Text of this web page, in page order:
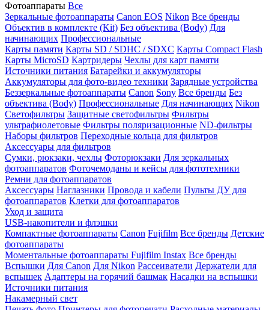
Фотоаппараты Все
Зеркальные фотоаппараты Canon EOS Nikon Все бренды
Объектив в комплекте (Kit) Без объектива (Body) Для
начинающих Профессиональные
Карты памяти Карты SD / SDHC / SDXC Карты Compact Flash
Карты MicroSD Картридеры Чехлы для карт памяти
Источники питания Батарейки и аккумуляторы
Аккумуляторы для фото-видео техники Зарядные устройства
Беззеркальные фотоаппараты Canon Sony Все бренды Без
объектива (Body) Профессиональные Для начинающих Nikon
Светофильтры Защитные светофильтры Фильтры
ультрафиолетовые Фильтры поляризационные ND-фильтры
Наборы фильтров Переходные кольца для фильтров
Аксессуары для фильтров
Сумки, рюкзаки, чехлы Фоторюкзаки Для зеркальных
фотоаппаратов Фоточемоданы и кейсы для фототехники
Ремни для фотоаппаратов
Аксессуары Наглазники Провода и кабели Пульты ДУ для
фотоаппаратов Клетки для фотоаппаратов
Уход и защита
USB-накопители и флэшки
Компактные фотоаппараты Canon Fujifilm Все бренды Детские
фотоаппараты
Моментальные фотоаппараты Fujifilm Instax Все бренды
Вспышки Для Canon Для Nikon Рассеиватели Держатели для
вспышек Адаптеры на горячий башмак Насадки на вспышки
Источники питания
Накамерный свет